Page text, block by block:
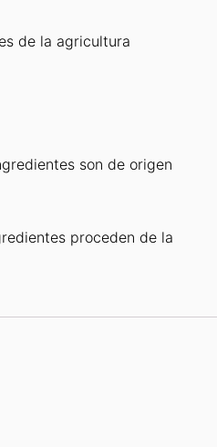
de la agricultura
son de origen
proceden de la